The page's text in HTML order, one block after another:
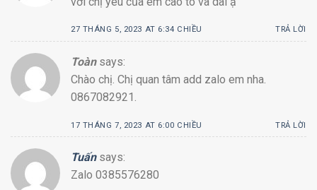
27 THÁNG 5, 2023 AT 6:34 CHIỀU TRẢ LỜI
Toàn says:
Chào chị. Chị quan tâm add zalo em nha.
0867082921.
17 THÁNG 7, 2023 AT 6:00 CHIỀU TRẢ LỜI
Tuấn says:
Zalo 0385576280